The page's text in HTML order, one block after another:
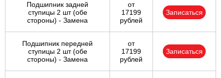
Подшипник задней
ступицы 2 шт (обе
стороны) - Замена
от
17199
рублей
Записаться
Подшипник передней
ступицы 2 шт (обе
стороны) - Замена
от
17199
рублей
Записаться